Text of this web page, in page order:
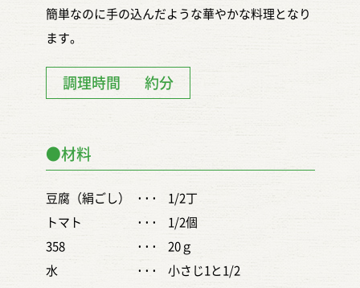
簡単なのに手の込んだような華やかな料理となり
ます。
調理時間 約分
●材料
豆腐（絹ごし） •••
1/2丁
トマト
•••
1/2個
358
•••
20ｇ
水
•••
小さじ1と1/2